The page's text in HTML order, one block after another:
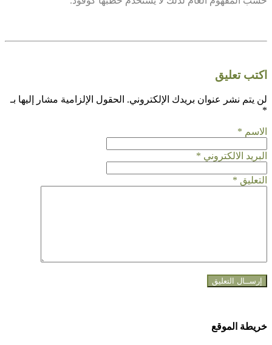
اكتب تعليق
لن يتم نشر عنوان بريدك الإلكتروني. الحقول الإلزامية مشار إليها بـ
*
الاسم *
البريد الالكتروني *
التعليق *
خريطة الموقع